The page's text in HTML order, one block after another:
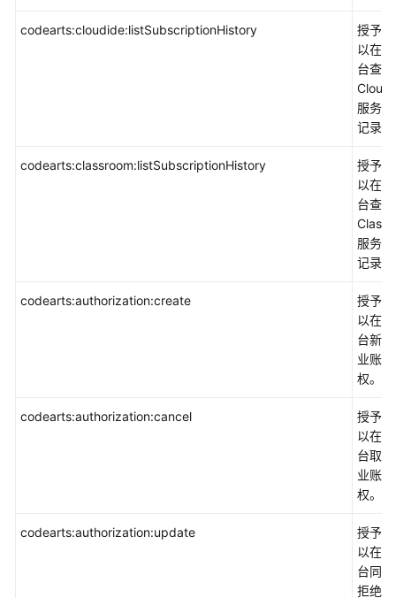
codearts:cloudide:listSubscriptionHistory
授予
以在
台查看
服务
记录。
codearts:classroom:listSubscriptionHistory
授予
以在
台查看
服务
记录。
codearts:authorization:create
授予
以在
台新
业账
权。
codearts:authorization:cancel
授予
以在
台取
业账
权。
codearts:authorization:update
授予
以在
台同
拒绝